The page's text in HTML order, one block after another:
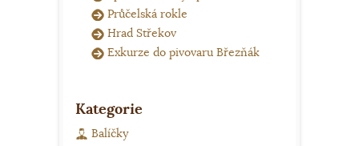
Průčelská rokle
Hrad Střekov
Exkurze do pivovaru Březňák
Kategorie
Balíčky